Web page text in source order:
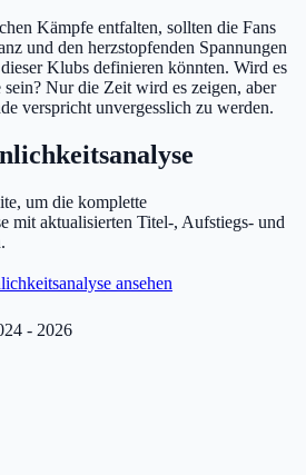
Kämpfe entfalten, sollten die Fans
und den herzstopfenden Spannungen
Klubs definieren könnten. Wird es
Nur die Zeit wird es zeigen, aber
verspricht unvergesslich zu werden.
um die komplette
mit aktualisierten Titel-, Aufstiegs- und
ansehen
- 2026